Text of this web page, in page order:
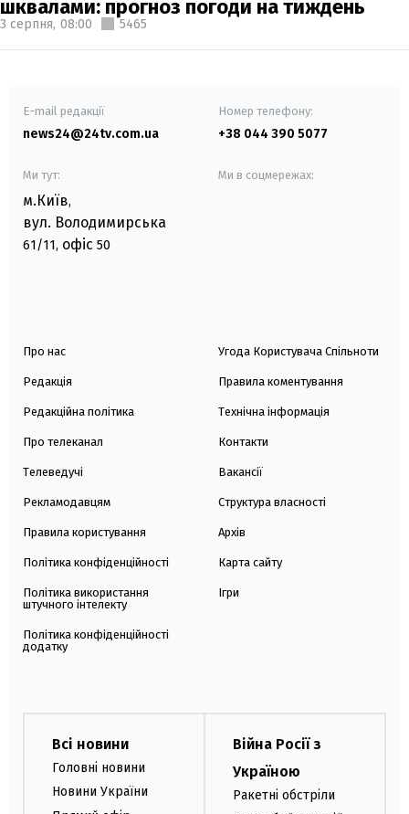
шквалами: прогноз погоди на тиждень
3 серпня, 08:00 5465
E-mail редакції
news24@24tv.com.ua
Номер телефону:
+38 044 390 5077
Ми тут:
м.Київ,
вул. Володимирська
61/11, офіс 50
Ми в соцмережах:
Про нас
Редакція
Редакційна політика
Про телеканал
Телеведучі
Рекламодавцям
Правила користування
Політика конфіденційності
Політика використання
штучного інтелекту
Політика конфіденційності
додатку
Угода Користувача Спільноти
Правила коментування
Технічна інформація
Контакти
Вакансії
Структура власності
Архів
Карта сайту
Ігри
Всі новини
Головні новини
Новини України
Війна Росії з
Україною
Ракетні обстріли